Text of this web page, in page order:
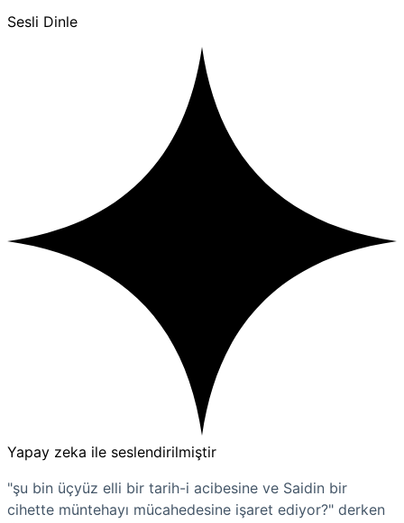
Sesli Dinle
Yapay zeka ile seslendirilmiştir
"şu bin üçyüz elli bir tarih-i acibesine ve Saidin bir
cihette müntehayı mücahedesine işaret ediyor?" derken